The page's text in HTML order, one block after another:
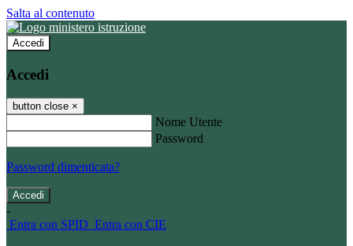
Salta al contenuto
Accedi
Accedi
button close ×
Nome Utente
Password
Password dimenticata?
-
Entra con SPID Entra con CIE